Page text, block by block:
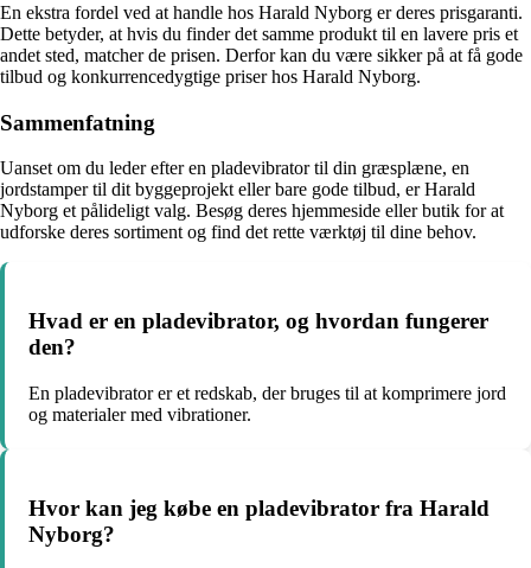
En ekstra fordel ved at handle hos Harald Nyborg er deres prisgaranti.
Dette betyder, at hvis du finder det samme produkt til en lavere pris et
andet sted, matcher de prisen. Derfor kan du være sikker på at få gode
tilbud og konkurrencedygtige priser hos Harald Nyborg.
Sammenfatning
Uanset om du leder efter en pladevibrator til din græsplæne, en
jordstamper til dit byggeprojekt eller bare gode tilbud, er Harald
Nyborg et pålideligt valg. Besøg deres hjemmeside eller butik for at
udforske deres sortiment og find det rette værktøj til dine behov.
Hvad er en pladevibrator, og hvordan fungerer
den?
En pladevibrator er et redskab, der bruges til at komprimere jord
og materialer med vibrationer.
Hvor kan jeg købe en pladevibrator fra Harald
Nyborg?